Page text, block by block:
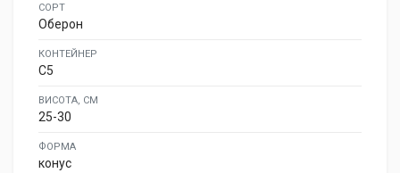
СОРТ
Оберон
КОНТЕЙНЕР
C5
ВИСОТА, СМ
25-30
ФОРМА
конус